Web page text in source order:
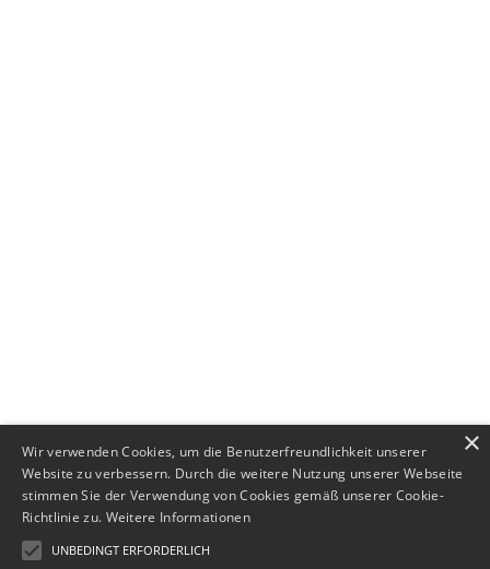
×
Wir verwenden Cookies, um die Benutzerfreundlichkeit unserer
Website zu verbessern. Durch die weitere Nutzung unserer Webseite
stimmen Sie der Verwendung von Cookies gemäß unserer Cookie-
Richtlinie zu. Weitere Informationen
UNBEDINGT ERFORDERLICH